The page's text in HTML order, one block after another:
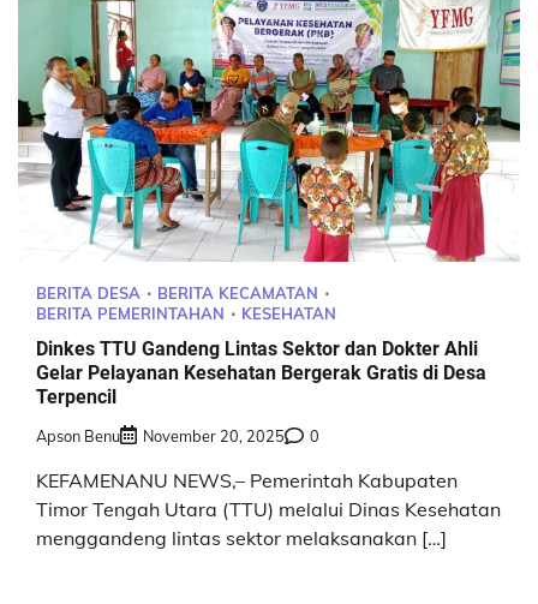
BERITA DESA
BERITA KECAMATAN
BERITA PEMERINTAHAN
KESEHATAN
Dinkes TTU Gandeng Lintas Sektor dan Dokter Ahli
Gelar Pelayanan Kesehatan Bergerak Gratis di Desa
Terpencil
Apson Benu November 20, 2025 0
KEFAMENANU NEWS,– Pemerintah Kabupaten
Timor Tengah Utara (TTU) melalui Dinas Kesehatan
menggandeng lintas sektor melaksanakan […]